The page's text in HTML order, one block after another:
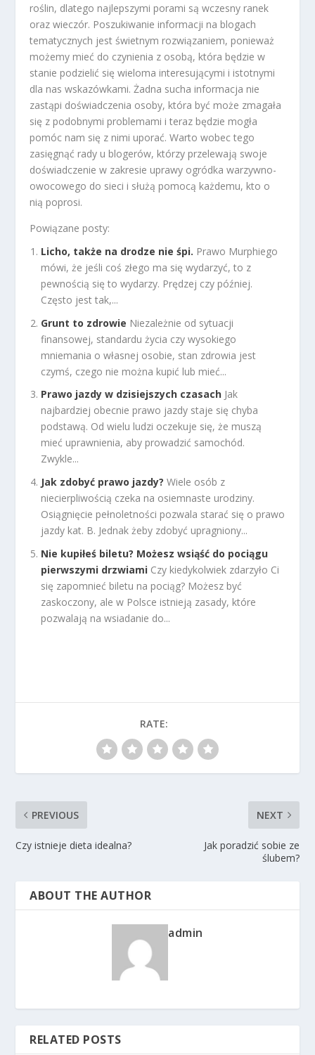
roślin, dlatego najlepszymi porami są wczesny ranek
oraz wieczór. Poszukiwanie informacji na blogach
tematycznych jest świetnym rozwiązaniem, ponieważ
możemy mieć do czynienia z osobą, która będzie w
stanie podzielić się wieloma interesującymi i istotnymi
dla nas wskazówkami. Żadna sucha informacja nie
zastąpi doświadczenia osoby, która być może zmagała
się z podobnymi problemami i teraz będzie mogła
pomóc nam się z nimi uporać. Warto wobec tego
zasięgnąć rady u blogerów, którzy przelewają swoje
doświadczenie w zakresie uprawy ogródka warzywno-
owocowego do sieci i służą pomocą każdemu, kto o
nią poprosi.
Powiązane posty:
Licho, także na drodze nie śpi. Prawo Murphiego
mówi, że jeśli coś złego ma się wydarzyć, to z
pewnością się to wydarzy. Prędzej czy później.
Często jest tak,...
Grunt to zdrowie Niezależnie od sytuacji
finansowej, standardu życia czy wysokiego
mniemania o własnej osobie, stan zdrowia jest
czymś, czego nie można kupić lub mieć...
Prawo jazdy w dzisiejszych czasach Jak
najbardziej obecnie prawo jazdy staje się chyba
podstawą. Od wielu ludzi oczekuje się, że muszą
mieć uprawnienia, aby prowadzić samochód.
Zwykle...
Jak zdobyć prawo jazdy? Wiele osób z
niecierpliwością czeka na osiemnaste urodziny.
Osiągnięcie pełnoletności pozwala starać się o prawo
jazdy kat. B. Jednak żeby zdobyć upragniony...
Nie kupiłeś biletu? Możesz wsiąść do pociągu
pierwszymi drzwiami Czy kiedykolwiek zdarzyło Ci
się zapomnieć biletu na pociąg? Możesz być
zaskoczony, ale w Polsce istnieją zasady, które
pozwalają na wsiadanie do...
RATE:
PREVIOUS
Czy istnieje dieta idealna?
NEXT
Jak poradzić sobie ze
ślubem?
ABOUT THE AUTHOR
admin
RELATED POSTS